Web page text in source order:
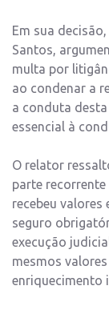
Em sua
Santos,
multa por
ao condenar a
a conduta
essencial à
O relator
parte
recebeu valores
seguro
execução
mesmos
enriquecimento